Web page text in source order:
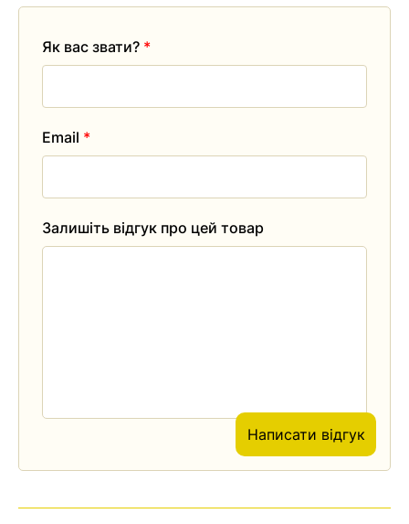
Залишіть відгук про цей товар
Як вас звати? *
Email *
Написати відгук